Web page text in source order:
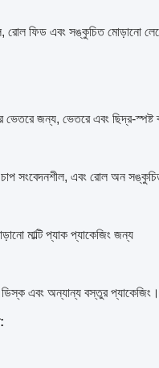
রোল ফিড এবং সঙ্কুচিত মোড়ানো
ভেতরে জন্য, ভেতরে এবং ছিদ্র-স্পষ্ট
সংবেদনশীল, এবং রোল অন
মাল্টি প্যাক প্যাকেজিং জন্য
এবং অন্যান্য বস্তুর প্যাকেজিং।